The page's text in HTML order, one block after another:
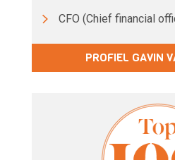
CFO (Chief financial
PROFIEL GAVIN